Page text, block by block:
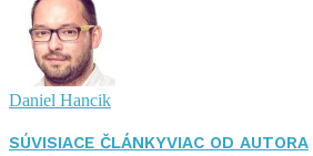
Daniel Hancik
SÚVISIACE ČLÁNKYVIAC OD AUTORA